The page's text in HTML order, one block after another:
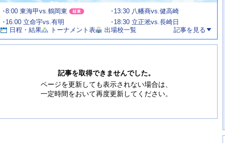
試
合
情
報
8:00 東海甲vs.鶴岡東
13:30 八幡商vs.健高崎
16:00 立命宇vs.有明
18:30 立正淞vs.長崎日
日程・結果
トーナメント表 出場校一覧 記事を見る
お
す
記事を取得できませんでした。
ページを更新しても表示されない場合は、
一定時間をおいて再度更新してください。